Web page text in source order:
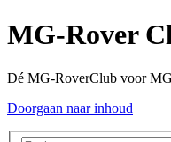
MG-Rover
Dé MG-RoverClub voor
Doorgaan naar inhoud